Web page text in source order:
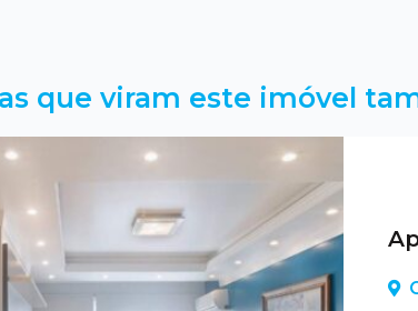
que viram este imóvel